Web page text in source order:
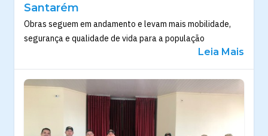
Santarém
Obras seguem em andamento e levam mais mobilidade,
segurança e qualidade de vida para a população
Leia Mais